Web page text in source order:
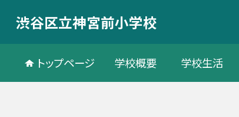
渋谷区立神宮前小学校
トップページ 学校概要 学校生活